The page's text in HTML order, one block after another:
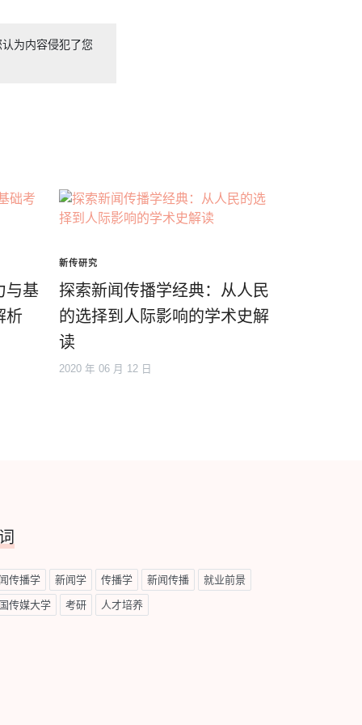
为内容侵犯了您
与基
析
新传研究
探索新闻传播学经典：从人民
的选择到人际影响的学术史解
读
2020 年 06 月 12 日
传播学 新闻学 传播学 新闻传播 就业前景
传媒大学 考研 人才培养